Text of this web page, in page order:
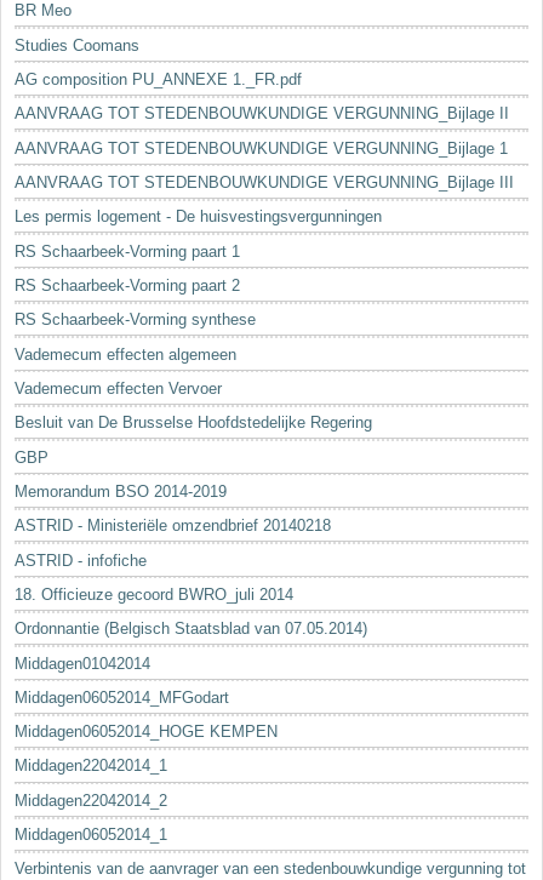
BR Meo
Studies Coomans
AG composition PU_ANNEXE 1._FR.pdf
AANVRAAG TOT STEDENBOUWKUNDIGE VERGUNNING_Bijlage II
AANVRAAG TOT STEDENBOUWKUNDIGE VERGUNNING_Bijlage 1
AANVRAAG TOT STEDENBOUWKUNDIGE VERGUNNING_Bijlage III
Les permis logement - De huisvestingsvergunningen
RS Schaarbeek-Vorming paart 1
RS Schaarbeek-Vorming paart 2
RS Schaarbeek-Vorming synthese
Vademecum effecten algemeen
Vademecum effecten Vervoer
Besluit van De Brusselse Hoofdstedelijke Regering
GBP
Memorandum BSO 2014-2019
ASTRID - Ministeriële omzendbrief 20140218
ASTRID - infofiche
18. Officieuze gecoord BWRO_juli 2014
Ordonnantie (Belgisch Staatsblad van 07.05.2014)
Middagen01042014
Middagen06052014_MFGodart
Middagen06052014_HOGE KEMPEN
Middagen22042014_1
Middagen22042014_2
Middagen06052014_1
Verbintenis van de aanvrager van een stedenbouwkundige vergunning tot